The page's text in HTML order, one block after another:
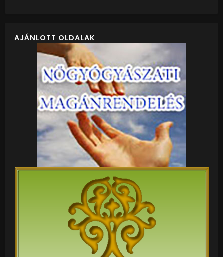
AJÁNLOTT OLDALAK